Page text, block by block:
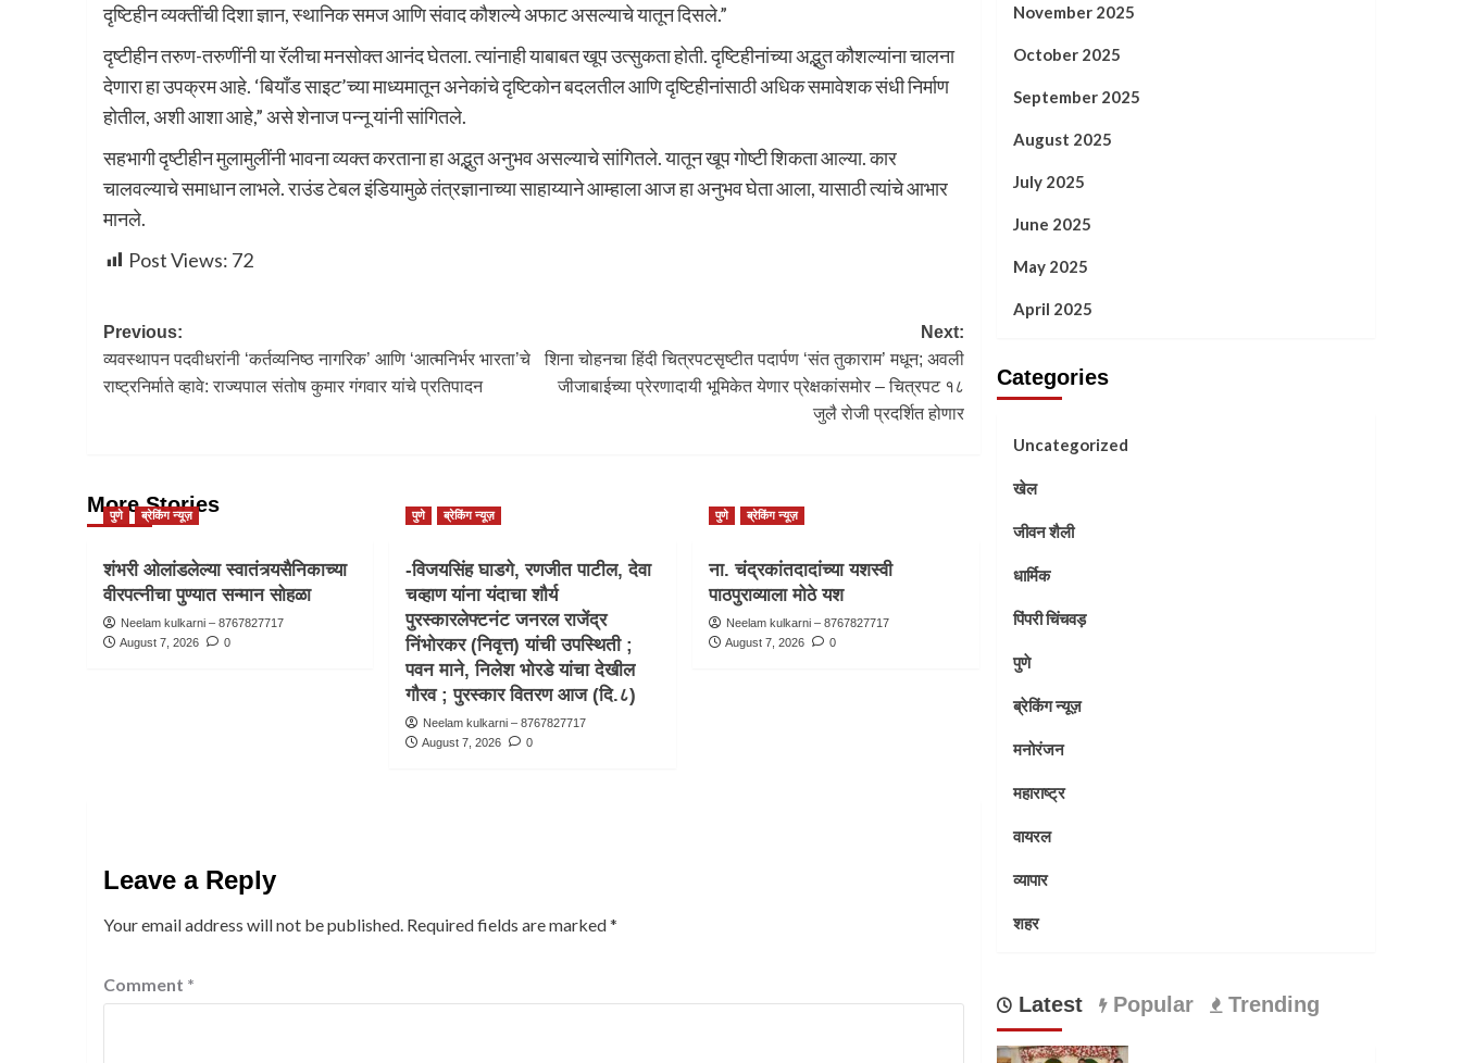
दृष्टिहीन व्यक्तींची दिशा ज्ञान, स्थानिक समज आणि संवाद कौशल्ये अफाट असल्याचे यातून दिसले.”
दृष्टीहीन तरुण-तरुणींनी या रॅलीचा मनसोक्त आनंद घेतला. त्यांनाही याबाबत खूप उत्सुकता होती. दृष्टिहीनांच्या अद्भुत कौशल्यांना चालना
देणारा हा उपक्रम आहे. ‘बियाँड साइट’च्या माध्यमातून अनेकांचे दृष्टिकोन बदलतील आणि दृष्टिहीनांसाठी अधिक समावेशक संधी निर्माण
होतील, अशी आशा आहे,” असे शेनाज पन्नू यांनी सांगितले.
सहभागी दृष्टीहीन मुलामुलींनी भावना व्यक्त करताना हा अद्भुत अनुभव असल्याचे सांगितले. यातून खूप गोष्टी शिकता आल्या. कार
चालवल्याचे समाधान लाभले. राउंड टेबल इंडियामुळे तंत्रज्ञानाच्या साहाय्याने आम्हाला आज हा अनुभव घेता आला, यासाठी त्यांचे आभार
मानले.
Post Views: 72
Previous:
व्यवस्थापन पदवीधरांनी ‘कर्तव्यनिष्ठ नागरिक’ आणि ‘आत्मनिर्भर भारता’चे
राष्ट्रनिर्माते व्हावे: राज्यपाल संतोष कुमार गंगवार यांचे प्रतिपादन
Next:
शिना चोहनचा हिंदी चित्रपटसृष्टीत पदार्पण ‘संत तुकाराम’ मधून; अवली
जीजाबाईच्या प्रेरणादायी भूमिकेत येणार प्रेक्षकांसमोर – चित्रपट १८
जुलै रोजी प्रदर्शित होणार
More Stories
पुणे ब्रेकिंग न्यूज़
शंभरी ओलांडलेल्या स्वातंत्र्यसैनिकाच्या
वीरपत्नीचा पुण्यात सन्मान सोहळा
Neelam kulkarni – 8767827717
August 7, 2026
0
पुणे ब्रेकिंग न्यूज़
-विजयसिंह घाडगे, रणजीत पाटील, देवा
चव्हाण यांना यंदाचा शौर्य
पुरस्कारलेफ्टनंट जनरल राजेंद्र
निंभोरकर (निवृत्त) यांची उपस्थिती ;
पवन माने, निलेश भोरडे यांचा देखील
गौरव ; पुरस्कार वितरण आज (दि.८)
Neelam kulkarni – 8767827717
August 7, 2026
0
पुणे ब्रेकिंग न्यूज़
ना. चंद्रकांतदादांच्या यशस्वी
पाठपुराव्याला मोठे यश
Neelam kulkarni – 8767827717
August 7, 2026
0
Leave a Reply
Your email address will not be published. Required fields are marked*
Comment *
November 2025
October 2025
September 2025
August 2025
July 2025
June 2025
May 2025
April 2025
Categories
Uncategorized
खेल
जीवन शैली
धार्मिक
पिंपरी चिंचवड़
पुणे
ब्रेकिंग न्यूज़
मनोरंजन
महाराष्ट्र
वायरल
व्यापार
शहर
Latest Popular Trending